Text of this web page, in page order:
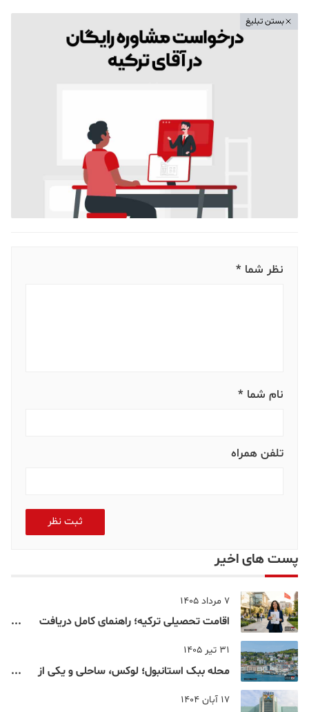
بستن تبلیغ
نظر شما *
نام شما *
تلفن همراه
ثبت نظر
پست های اخیر
7 مرداد 1405
اقامت تحصیلی ترکیه؛ راهنمای کامل دریافت
31 تیر 1405
محله ببک استانبول؛ لوکس، ساحلی و یکی از
17 آبان 1404